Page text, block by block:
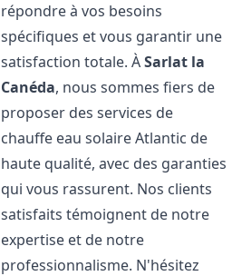
répondre à vos besoins
spécifiques et vous garantir une
satisfaction totale. ÀSarlat la
Canéda, nous sommes fiers de
proposer des services de
chauffe eau solaire Atlantic de
haute qualité, avec des garanties
qui vous rassurent. Nos clients
satisfaits témoignent de notre
expertise et de notre
professionnalisme. N'hésitez